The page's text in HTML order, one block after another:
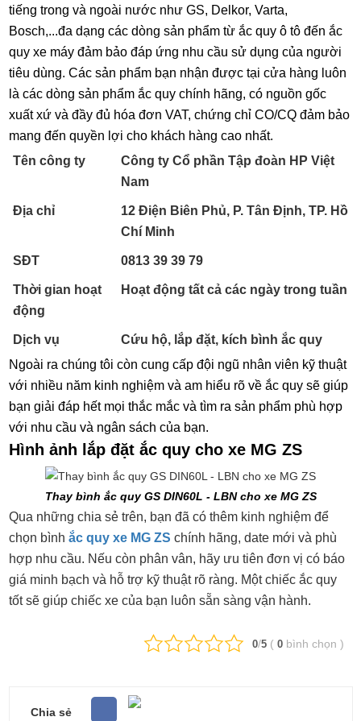
tiếng trong và ngoài nước như GS, Delkor, Varta,
Bosch,...đa dạng các dòng sản phẩm từ ắc quy ô tô đến ắc
quy xe máy đảm bảo đáp ứng nhu cầu sử dụng của người
tiêu dùng. Các sản phẩm bạn nhận được tại cửa hàng luôn
là các dòng sản phẩm ắc quy chính hãng, có nguồn gốc
xuất xứ và đầy đủ hóa đơn VAT, chứng chỉ CO/CQ đảm bảo
mang đến quyền lợi cho khách hàng cao nhất.
Tên công ty
Công ty Cổ phần Tập đoàn HP Việt
Nam
Địa chỉ
12 Điện Biên Phủ, P. Tân Định, TP. Hồ
Chí Minh
SĐT 0813 39 39 79
Thời gian hoạt
động
Hoạt động tất cả các ngày trong tuần
Dịch vụ
Cứu hộ, lắp đặt, kích bình ắc quy
Ngoài ra chúng tôi còn cung cấp đội ngũ nhân viên kỹ thuật
với nhiều năm kinh nghiệm và am hiểu rõ về ắc quy sẽ giúp
bạn giải đáp hết mọi thắc mắc và tìm ra sản phẩm phù hợp
với nhu cầu và ngân sách của bạn.
Hình ảnh lắp đặt ắc quy cho xe MG ZS
Thay bình ắc quy GS DIN60L - LBN cho xe MG ZS
Qua những chia sẻ trên, bạn đã có thêm kinh nghiệm để
chọn bình ắc quy xe MG ZS chính hãng, date mới và phù
hợp nhu cầu. Nếu còn phân vân, hãy ưu tiên đơn vị có báo
giá minh bạch và hỗ trợ kỹ thuật rõ ràng. Một chiếc ắc quy
tốt sẽ giúp chiếc xe của bạn luôn sẵn sàng vận hành.
0/5 ( 0 bình chọn )
Chia sẻ